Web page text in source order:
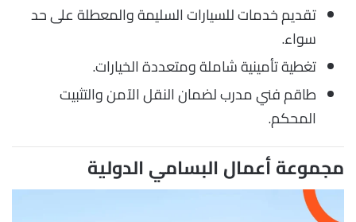
تقديم خدمات للسيارات السليمة والمعطلة على حد
سواء.
تغطية تأمينية شاملة ومتعددة الخيارات.
طاقم فني مدرب لضمان النقل الآمن والتثبيت
المحكم.
مجموعة أعمال البسامي الدولية